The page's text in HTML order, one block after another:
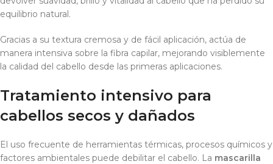
equilibrio natural.
Gracias a su textura cremosa y de fácil aplicación, actúa de
manera intensiva sobre la fibra capilar, mejorando visiblemente
la calidad del cabello desde las primeras aplicaciones.
Tratamiento intensivo para
cabellos secos y dañados
El uso frecuente de herramientas térmicas, procesos químicos y
factores ambientales puede debilitar el cabello. La mascarilla